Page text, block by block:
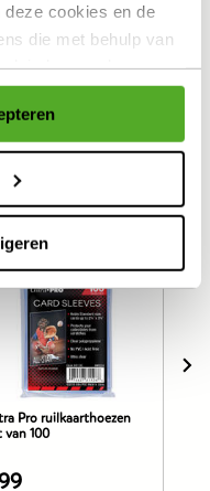
deze cookies en de
die met behulp van
worden
wij naar onze
Pro ruilkaarthoezen
van 100